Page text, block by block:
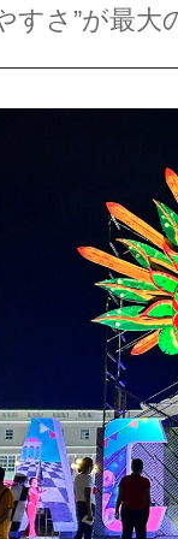
すさ”が最大